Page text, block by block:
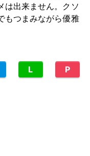
は出来ません。クソ
もつまみながら優雅
L P